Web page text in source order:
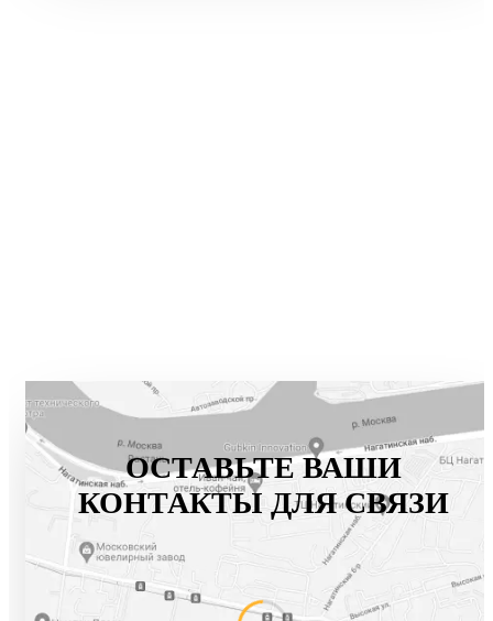
ОСТАВЬТЕ ВАШИ
КОНТАКТЫ ДЛЯ СВЯЗИ